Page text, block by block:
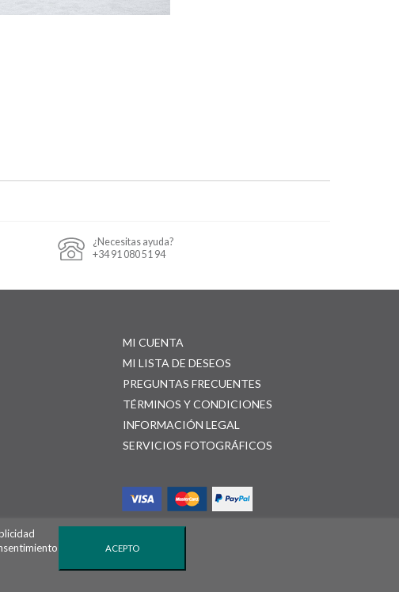
¿Necesitas ayuda?
+34 91 080 51 94
MI CUENTA
MI LISTA DE DESEOS
PREGUNTAS FRECUENTES
TÉRMINOS Y CONDICIONES
INFORMACIÓN LEGAL
SERVICIOS FOTOGRÁFICOS
ACEPTO